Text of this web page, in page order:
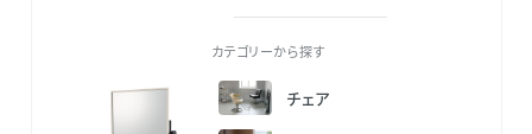
カテゴリーから探す
チェア